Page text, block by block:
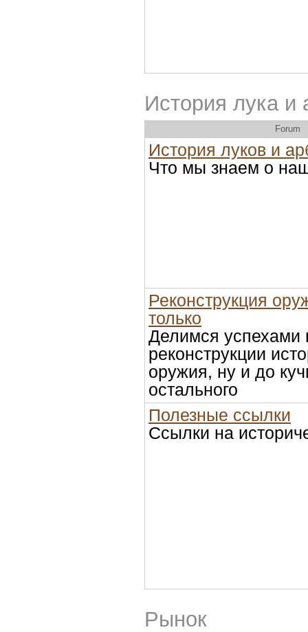
История лука и
Forum
История луков и
Что мы знаем о
Реконструкция
только
Делимся успехами
реконструкции
оружия, ну и до
остального
Полезные ссылки
Ссылки на
Рынок